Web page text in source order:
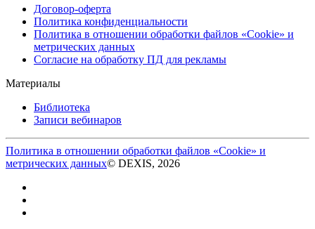
Договор-оферта
Политика конфиденциальности
Политика в отношении обработки файлов «Cookie» и
метрических данных
Согласие на обработку ПД для рекламы
Материалы
Библиотека
Записи вебинаров
Политика в отношении обработки файлов «Cookie» и
метрических данных© DEXIS, 2026